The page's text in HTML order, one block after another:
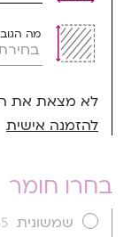
מה
לא מצאת את
להזמנה אישית
בחרו חומר
שמשונית